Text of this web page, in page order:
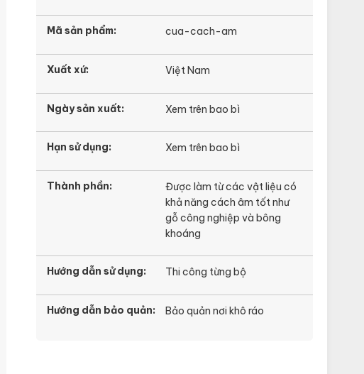
Mã sản phẩm: cua-cach-am
Xuất xứ: Việt Nam
Ngày sản xuất: Xem trên bao bì
Hạn sử dụng: Xem trên bao bì
Thành phần:
Được làm từ các vật liệu có
khả năng cách âm tốt như
gỗ công nghiệp và bông
khoáng
Hướng dẫn sử dụng: Thi công từng bộ
Hướng dẫn bảo quản: Bảo quản nơi khô ráo